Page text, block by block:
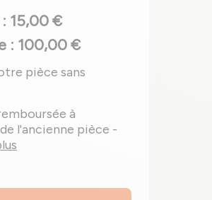
15,00 €
: 100,00 €
pièce sans
à
l'ancienne pièce -